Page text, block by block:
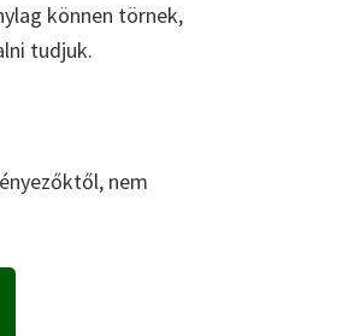
können törnek,
tudjuk.
nem